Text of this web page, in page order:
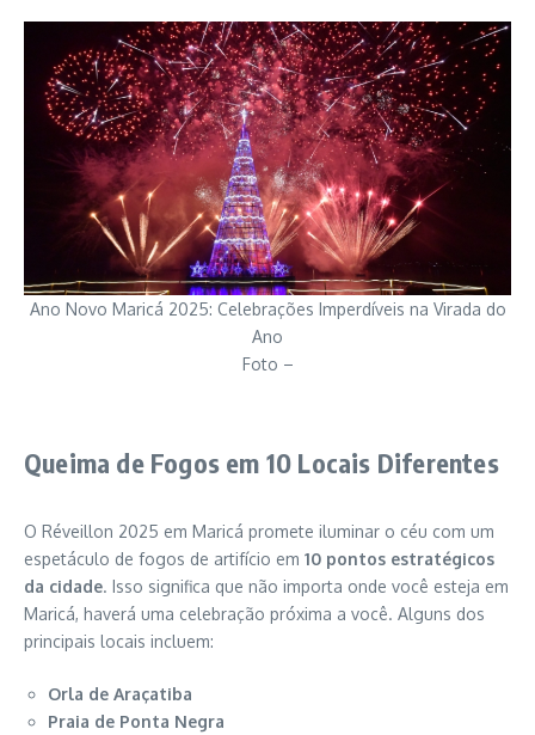
Ano Novo Maricá 2025: Celebrações Imperdíveis na Virada do
Ano
Foto –
Queima de Fogos em 10 Locais Diferentes
O Réveillon 2025 em Maricá promete iluminar o céu com um
espetáculo de fogos de artifício em 10 pontos estratégicos
da cidade. Isso significa que não importa onde você esteja em
Maricá, haverá uma celebração próxima a você. Alguns dos
principais locais incluem:
Orla de Araçatiba
Praia de Ponta Negra